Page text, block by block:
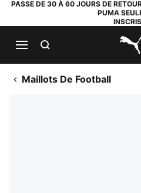
PASSE DE 30 À 60 JOURS DE
PUMA
Maillots De Football